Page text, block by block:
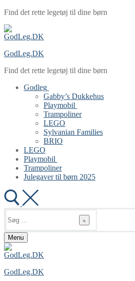
Spring
indhold
Menu
Luk
Find det rette legetøj til dine børn
GodLeg.DK
Find det rette legetøj til dine børn
Godleg
Gabby’s Dukkehus
Playmobil
Trampoliner
LEGO
Sylvanian Families
BRIO
LEGO
Playmobil
Trampoliner
Julegaver til børn 2025
efter:
Menu
GodLeg.DK